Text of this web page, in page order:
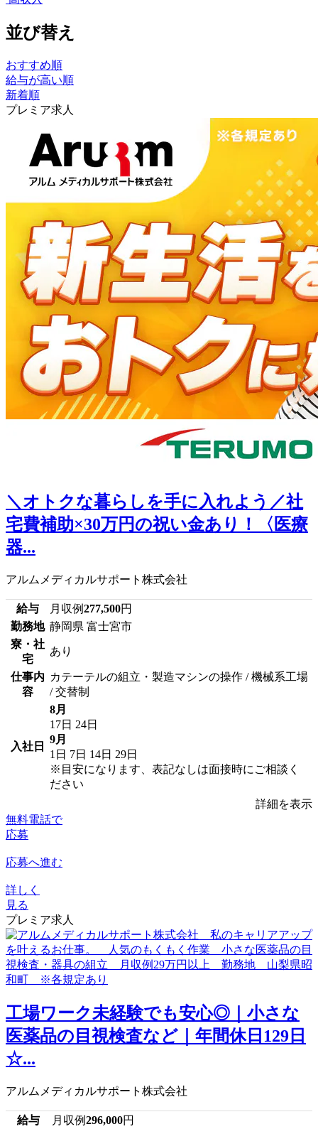
並び替え
おすすめ順
給与が高い順
新着順
プレミア求人
＼オトクな暮らしを手に入れよう／社
宅費補助×30万円の祝い金あり！〈医療
器...
アルムメディカルサポート株式会社
給与 月収例277,500円
勤務地 静岡県 富士宮市
寮・社
宅
あり
仕事内
容
カテーテルの組立・製造マシンの操作 / 機械系工場
/ 交替制
入社日
8月
17日 24日
9月
1日 7日 14日 29日
※目安になります、表記なしは面接時にご相談く
ださい
詳細を表示
無料電話で
応募
応募へ進む
詳しく
見る
プレミア求人
工場ワーク未経験でも安心◎｜小さな
医薬品の目視検査など｜年間休日129日
☆...
アルムメディカルサポート株式会社
給与 月収例296,000円